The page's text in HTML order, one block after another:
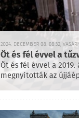
2024. DECEMBER 08. 08:32,
Öt és fél évvel a
Öt és fél évvel a
megnyitották az